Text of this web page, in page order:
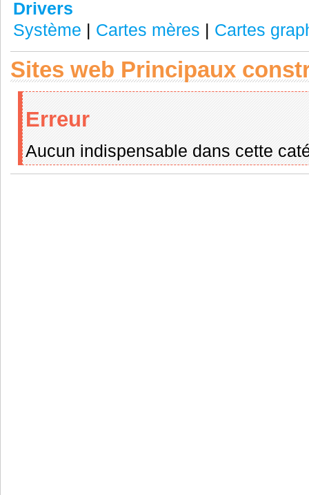
Drivers
Système | Cartes mères | Cartes
Sites web Principaux
Erreur
Aucun indispensable dans cette